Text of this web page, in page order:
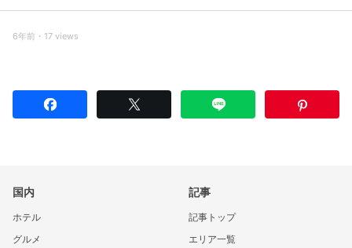
6年前・17 views
国内
ホテル
グルメ
記事
記事トップ
エリア一覧